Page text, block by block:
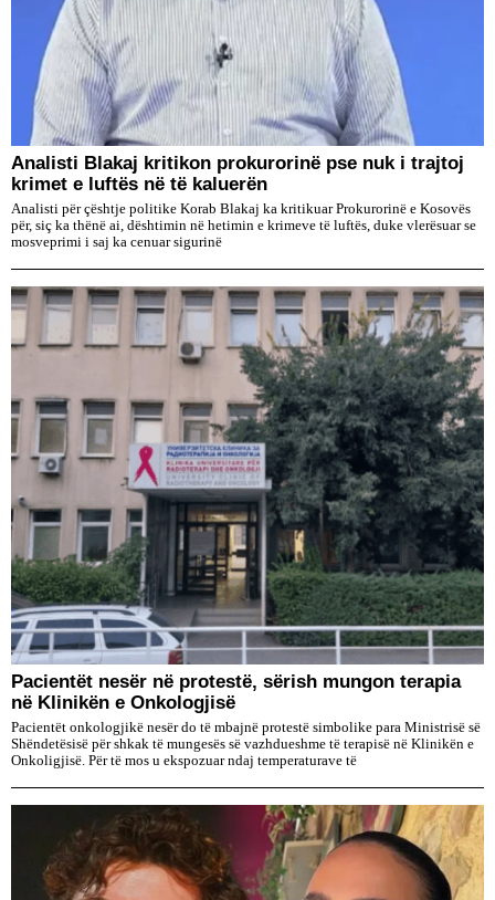
​Analisti Blakaj kritikon prokurorinë pse nuk i trajtoj
krimet e luftës në të kaluerën
Analisti për çështje politike Korab Blakaj ka kritikuar Prokurorinë e Kosovës
për, siç ka thënë ai, dështimin në hetimin e krimeve të luftës, duke vlerësuar se
mosveprimi i saj ka cenuar sigurinë
Pacientët nesër në protestë, sërish mungon terapia
në Klinikën e Onkologjisë
Pacientët onkologjikë nesër do të mbajnë protestë simbolike para Ministrisë së
Shëndetësisë për shkak të mungesës së vazhdueshme të terapisë në Klinikën e
Onkoligjisë. Për të mos u ekspozuar ndaj temperaturave të